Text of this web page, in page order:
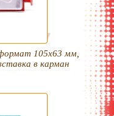
105х63 мм,
в карман